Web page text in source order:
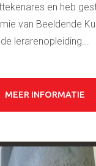
en heb
van Beeldende
de lerarenopleiding...
MEER INFORMATIE